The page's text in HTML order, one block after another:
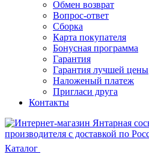
Обмен возврат
Вопрос-ответ
Сборка
Карта покупателя
Бонусная программа
Гарантия
Гарантия лучшей цены
Наложеный платеж
Пригласи друга
Контакты
Каталог